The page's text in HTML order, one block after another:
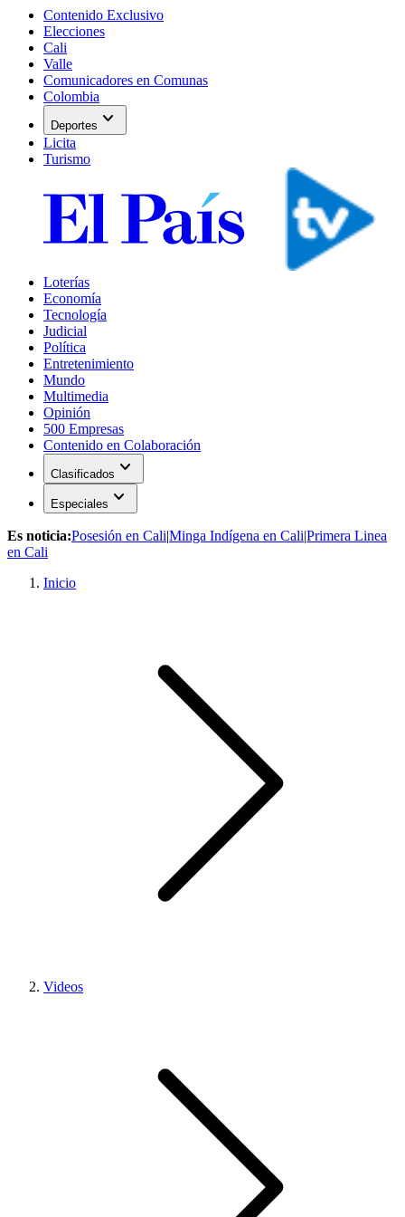
Contenido Exclusivo
Elecciones
Cali
Valle
Comunicadores en Comunas
Colombia
Deportes expand_more
Licita
Turismo
Loterías
Economía
Tecnología
Judicial
Política
Entretenimiento
Mundo
Multimedia
Opinión
500 Empresas
Contenido en Colaboración
Clasificados expand_more
Especiales expand_more
Es noticia:Posesión en Cali|Minga Indígena en Cali|Primera Linea
en Cali
Inicio
Videos